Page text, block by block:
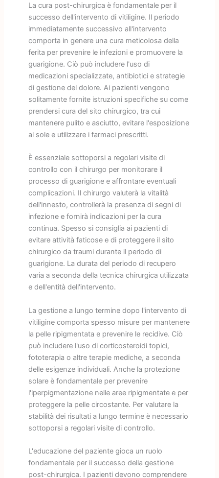
La cura post-chirurgica è fondamentale per il
successo dell'intervento di vitiligine. Il periodo
immediatamente successivo all'intervento
comporta in genere una cura meticolosa della
ferita per prevenire le infezioni e promuovere la
guarigione. Ciò può includere l'uso di
medicazioni specializzate, antibiotici e strategie
di gestione del dolore. Ai pazienti vengono
solitamente fornite istruzioni specifiche su come
prendersi cura del sito chirurgico, tra cui
mantenere pulito e asciutto, evitare l'esposizione
al sole e utilizzare i farmaci prescritti.
È essenziale sottoporsi a regolari visite di
controllo con il chirurgo per monitorare il
processo di guarigione e affrontare eventuali
complicazioni. Il chirurgo valuterà la vitalità
dell'innesto, controllerà la presenza di segni di
infezione e fornirà indicazioni per la cura
continua. Spesso si consiglia ai pazienti di
evitare attività faticose e di proteggere il sito
chirurgico da traumi durante il periodo di
guarigione. La durata del periodo di recupero
varia a seconda della tecnica chirurgica utilizzata
e dell'entità dell'intervento.
La gestione a lungo termine dopo l'intervento di
vitiligine comporta spesso misure per mantenere
la pelle ripigmentata e prevenire le recidive. Ciò
può includere l'uso di corticosteroidi topici,
fototerapia o altre terapie mediche, a seconda
delle esigenze individuali. Anche la protezione
solare è fondamentale per prevenire
l'iperpigmentazione nelle aree ripigmentate e per
proteggere la pelle circostante. Per valutare la
stabilità dei risultati a lungo termine è necessario
sottoporsi a regolari visite di controllo.
L'educazione del paziente gioca un ruolo
fondamentale per il successo della gestione
post-chirurgica. I pazienti devono comprendere